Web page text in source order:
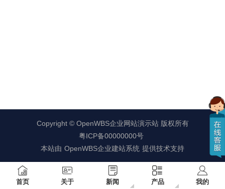
首页 关于 新闻 产品 我的
Copyright © OpenWBS企业网站演示站版权所有
粤ICP备00000000号
本站由 OpenWBS企业建站系统 提供技术支持